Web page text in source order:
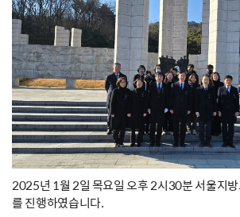
2025년 1월 2일 목요일 오후 2시30분 서울지
를 진행하였습니다.